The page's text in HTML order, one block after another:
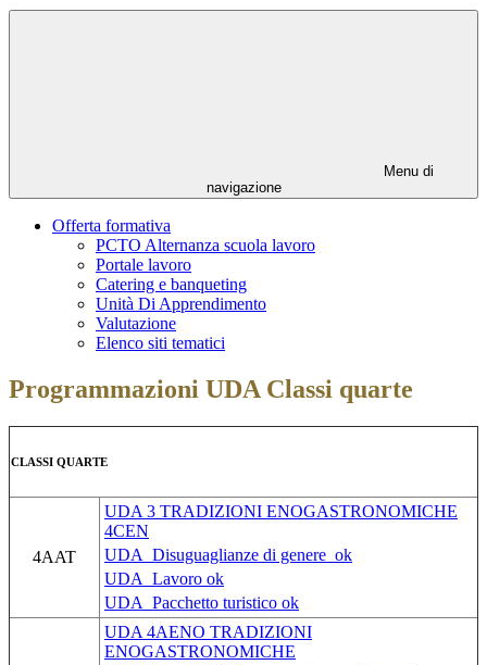
Menu di
navigazione
Offerta formativa
PCTO Alternanza scuola lavoro
Portale lavoro
Catering e banqueting
Unità Di Apprendimento
Valutazione
Elenco siti tematici
Programmazioni UDA Classi quarte
CLASSI QUARTE
4AAT
UDA 3 TRADIZIONI ENOGASTRONOMICHE
4CEN
UDA_Disuguaglianze di genere_ok
UDA_Lavoro ok
UDA_Pacchetto turistico ok
UDA 4AENO TRADIZIONI
ENOGASTRONOMICHE